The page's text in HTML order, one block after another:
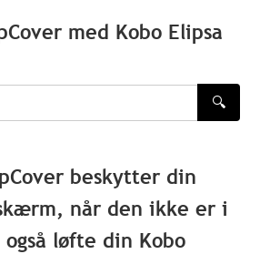
med Kobo Elipsa
🔍
beskytter din
når den ikke er i
løfte din Kobo